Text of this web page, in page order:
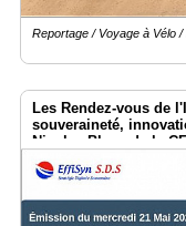
Reportage / Voyage à Vélo /
Les Rendez-vous de
souveraineté,
Nicolas Blanc de la